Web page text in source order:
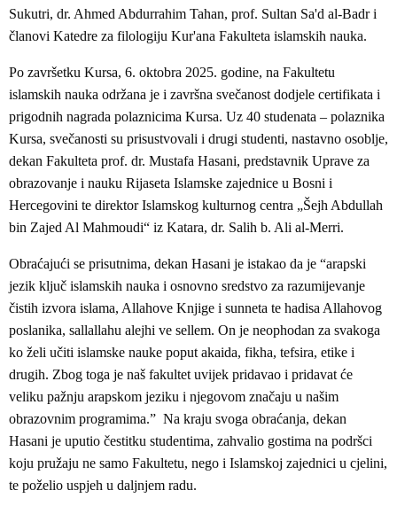
Sukutri, dr. Ahmed Abdurrahim Tahan, ­­­prof. Sultan Sa'd al-Badr i
članovi Katedre za filologiju Kur'ana Fakulteta islamskih nauka.
Po završetku Kursa, 6. oktobra 2025. godine, na Fakultetu
islamskih nauka održana je i završna svečanost dodjele certifikata i
prigodnih nagrada polaznicima Kursa. Uz 40 studenata – polaznika
Kursa, svečanosti su prisustvovali i drugi studenti, nastavno osoblje,
dekan Fakulteta prof. dr. Mustafa Hasani, predstavnik Uprave za
obrazovanje i nauku Rijaseta Islamske zajednice u Bosni i
Hercegovini te direktor Islamskog kulturnog centra „Šejh Abdullah
bin Zajed Al Mahmoudi“ iz Katara, dr. Salih b. Ali al-Merri.
Obraćajući se prisutnima, dekan Hasani je istakao da je “arapski
jezik ključ islamskih nauka i osnovno sredstvo za razumijevanje
čistih izvora islama, Allahove Knjige i sunneta te hadisa Allahovog
poslanika, sallallahu alejhi ve sellem. On je neophodan za svakoga
ko želi učiti islamske nauke poput akaida, fikha, tefsira, etike i
drugih. Zbog toga je naš fakultet uvijek pridavao i pridavat će
veliku pažnju arapskom jeziku i njegovom značaju u našim
obrazovnim programima.” Na kraju svoga obraćanja, dekan
Hasani je uputio čestitku studentima, zahvalio gostima na podršci
koju pružaju ne samo Fakultetu, nego i Islamskoj zajednici u cjelini,
te poželio uspjeh u daljnjem radu.